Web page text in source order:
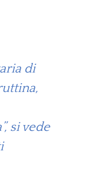
di
si vede